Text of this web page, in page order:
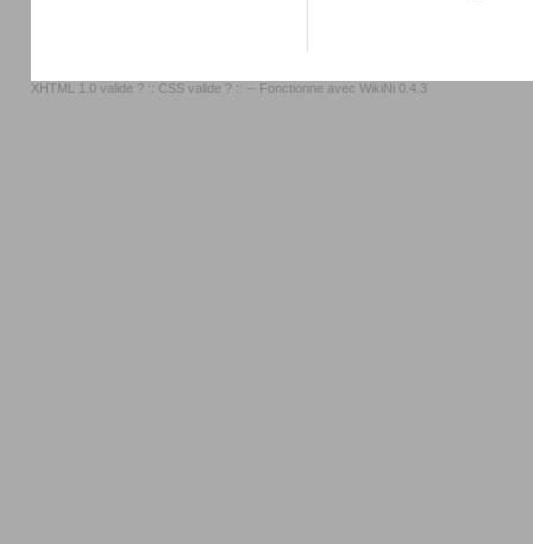
XHTML 1.0 valide ? :: CSS valide ? :: -- Fonctionne avec WikiNi 0.4.3